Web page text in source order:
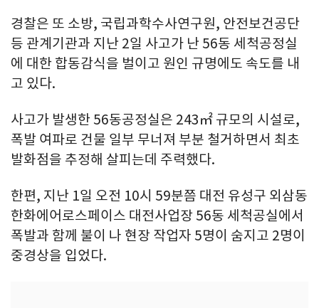
경찰은 또 소방, 국립과학수사연구원, 안전보건공단
등 관계기관과 지난 2일 사고가 난 56동 세척공정실
에 대한 합동감식을 벌이고 원인 규명에도 속도를 내
고 있다.
사고가 발생한 56동공정실은 243㎡ 규모의 시설로,
폭발 여파로 건물 일부 무너져 부분 철거하면서 최초
발화점을 추정해 살피는데 주력했다.
한편, 지난 1일 오전 10시 59분쯤 대전 유성구 외삼동
한화에어로스페이스 대전사업장 56동 세척공실에서
폭발과 함께 불이 나 현장 작업자 5명이 숨지고 2명이
중경상을 입었다.